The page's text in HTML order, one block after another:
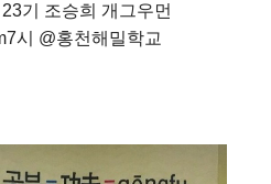
기 조승희 개그우먼
시 @홍천해밀학교